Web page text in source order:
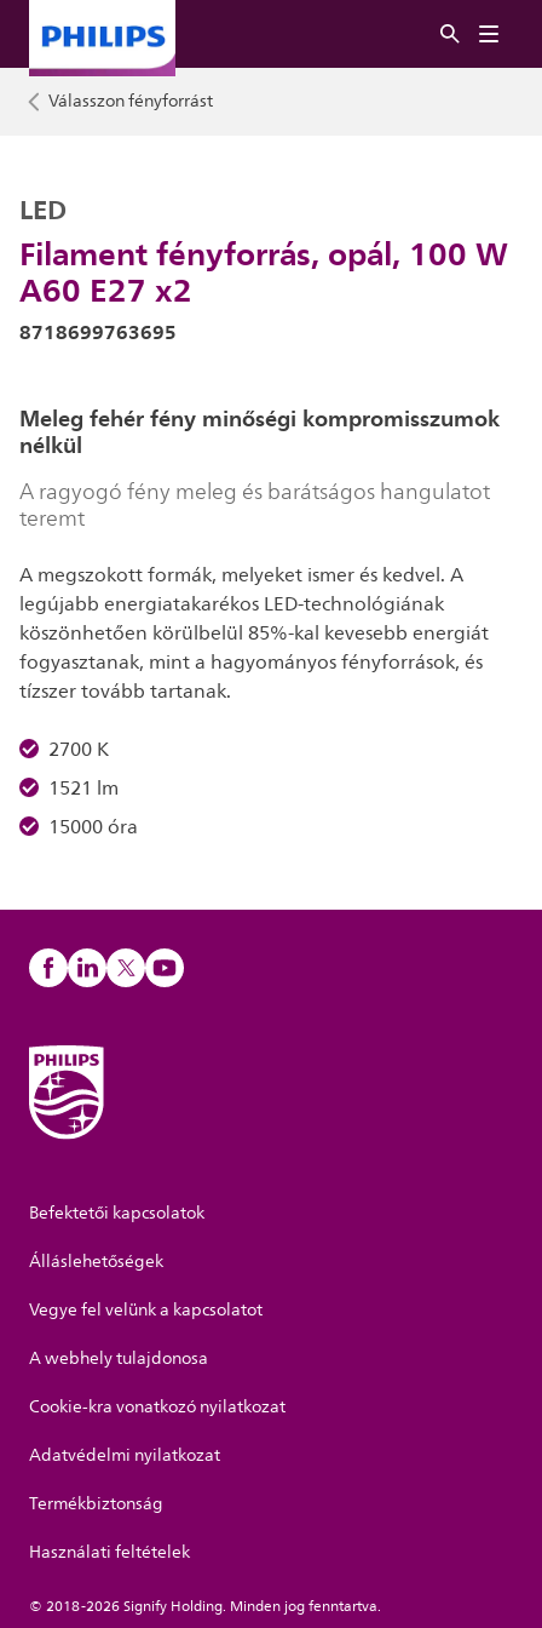
Válasszon fényforrást
Filament fényforrás, opál, 100 W
A60 E27 x2
LED
8718699763695
Meleg fehér fény minőségi kompromisszumok
nélkül
A ragyogó fény meleg és barátságos hangulatot
teremt
A megszokott formák, melyeket ismer és kedvel. A
legújabb energiatakarékos LED-technológiának
köszönhetően körülbelül 85%-kal kevesebb energiát
fogyasztanak, mint a hagyományos fényforrások, és
tízszer tovább tartanak.
2700 K
1521 lm
15000 óra
Befektetői kapcsolatok
Álláslehetőségek
Vegye fel velünk a kapcsolatot
A webhely tulajdonosa
Cookie-kra vonatkozó nyilatkozat
Adatvédelmi nyilatkozat
Termékbiztonság
Használati feltételek
© 2018-2026 Signify Holding. Minden jog fenntartva.